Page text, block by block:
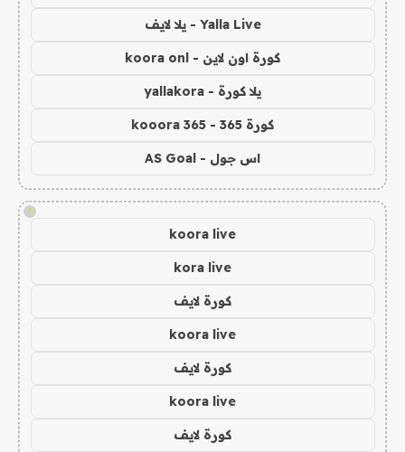
Yalla Live - يلا لايف
كورة اون لاين - koora onl
يلا كورة - yallakora
كورة 365 - kooora 365
اس جول - AS Goal
!
koora live
kora live
كورة لايف
koora live
كورة لايف
koora live
كورة لايف